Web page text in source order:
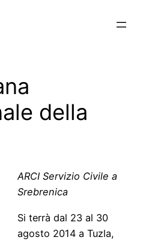
della
ARCI Servizio Civile a
Srebrenica
Si terrà dal 23 al 30
agosto 2014 a Tuzla,